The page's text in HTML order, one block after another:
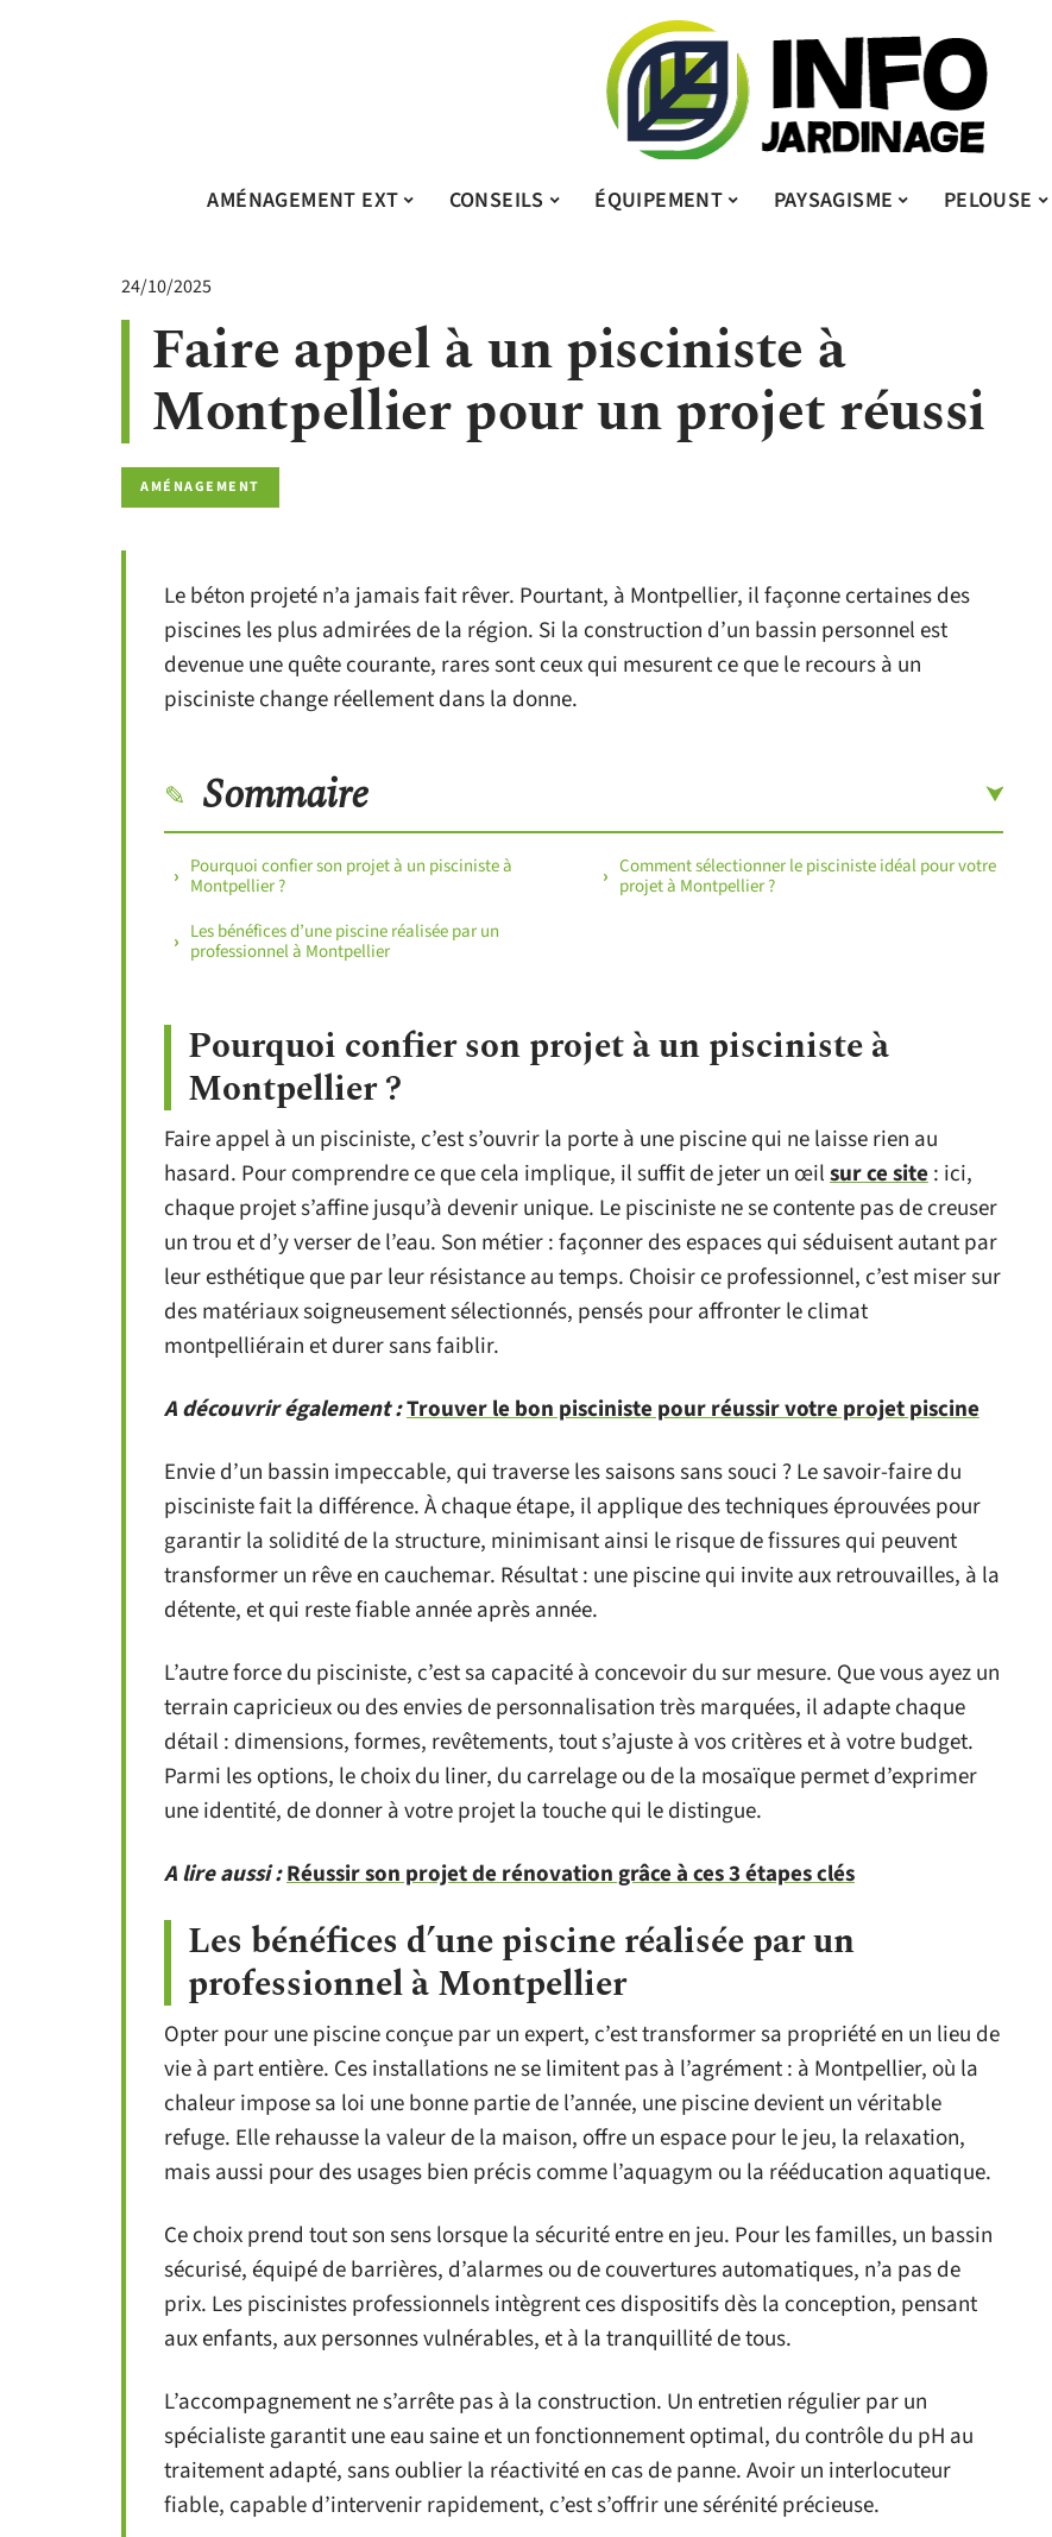
AMÉNAGEMENT EXT CONSEILS ÉQUIPEMENT PAYSAGISME PELOUSE
24/10/2025
Faire appel à un pisciniste à
Montpellier pour un projet réussi
AMÉNAGEMENT
Le béton projeté n’a jamais fait rêver. Pourtant, à Montpellier, il façonne certaines des
piscines les plus admirées de la région. Si la construction d’un bassin personnel est
devenue une quête courante, rares sont ceux qui mesurent ce que le recours à un
pisciniste change réellement dans la donne.
Sommaire
Pourquoi confier son projet à un pisciniste à
Montpellier ?
Les bénéfices d’une piscine réalisée par un
professionnel à Montpellier
Comment sélectionner le pisciniste idéal pour votre
projet à Montpellier ?
Pourquoi confier son projet à un pisciniste à
Montpellier ?
Faire appel à un pisciniste, c’est s’ouvrir la porte à une piscine qui ne laisse rien au
hasard. Pour comprendre ce que cela implique, il suffit de jeter un œilsur ce site: ici,
chaque projet s’affine jusqu’à devenir unique. Le pisciniste ne se contente pas de creuser
un trou et d’y verser de l’eau. Son métier : façonner des espaces qui séduisent autant par
leur esthétique que par leur résistance au temps. Choisir ce professionnel, c’est miser sur
des matériaux soigneusement sélectionnés, pensés pour affronter le climat
montpelliérain et durer sans faiblir.
A découvrir également :Trouver le bon pisciniste pour réussir votre projet piscine
Envie d’un bassin impeccable, qui traverse les saisons sans souci ? Le savoir-faire du
pisciniste fait la différence. À chaque étape, il applique des techniques éprouvées pour
garantir la solidité de la structure, minimisant ainsi le risque de fissures qui peuvent
transformer un rêve en cauchemar. Résultat : une piscine qui invite aux retrouvailles, à la
détente, et qui reste fiable année après année.
L’autre force du pisciniste, c’est sa capacité à concevoir du sur mesure. Que vous ayez un
terrain capricieux ou des envies de personnalisation très marquées, il adapte chaque
détail : dimensions, formes, revêtements, tout s’ajuste à vos critères et à votre budget.
Parmi les options, le choix du liner, du carrelage ou de la mosaïque permet d’exprimer
une identité, de donner à votre projet la touche qui le distingue.
A lire aussi :Réussir son projet de rénovation grâce à ces 3 étapes clés
Les bénéfices d’une piscine réalisée par un
professionnel à Montpellier
Opter pour une piscine conçue par un expert, c’est transformer sa propriété en un lieu de
vie à part entière. Ces installations ne se limitent pas à l’agrément : à Montpellier, où la
chaleur impose sa loi une bonne partie de l’année, une piscine devient un véritable
refuge. Elle rehausse la valeur de la maison, offre un espace pour le jeu, la relaxation,
mais aussi pour des usages bien précis comme l’aquagym ou la rééducation aquatique.
Ce choix prend tout son sens lorsque la sécurité entre en jeu. Pour les familles, un bassin
sécurisé, équipé de barrières, d’alarmes ou de couvertures automatiques, n’a pas de
prix. Les piscinistes professionnels intègrent ces dispositifs dès la conception, pensant
aux enfants, aux personnes vulnérables, et à la tranquillité de tous.
L’accompagnement ne s’arrête pas à la construction. Un entretien régulier par un
spécialiste garantit une eau saine et un fonctionnement optimal, du contrôle du pH au
traitement adapté, sans oublier la réactivité en cas de panne. Avoir un interlocuteur
fiable, capable d’intervenir rapidement, c’est s’offrir une sérénité précieuse.